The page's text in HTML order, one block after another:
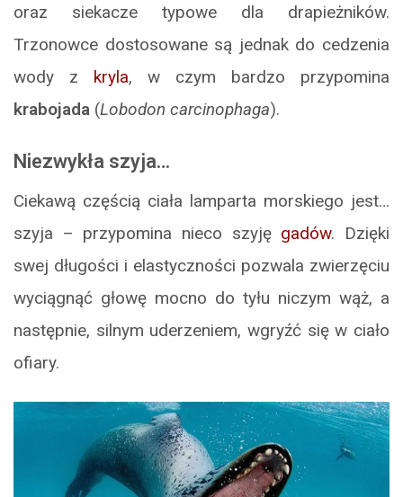
oraz siekacze typowe dla drapieżników.
Trzonowce dostosowane są jednak do cedzenia
wody z kryla, w czym bardzo przypomina
krabojada (Lobodon carcinophaga).
Niezwykła szyja…
Ciekawą częścią ciała lamparta morskiego jest…
szyja – przypomina nieco szyję gadów. Dzięki
swej długości i elastyczności pozwala zwierzęciu
wyciągnąć głowę mocno do tyłu niczym wąż, a
następnie, silnym uderzeniem, wgryźć się w ciało
ofiary.